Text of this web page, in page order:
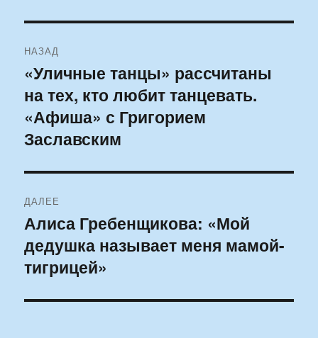
по
записям
НАЗАД
Предыдущая
запись:
«Уличные танцы» рассчитаны
на тех, кто любит танцевать.
«Афиша» с Григорием
Заславским
ДАЛЕЕ
Следующая
запись:
Алиса Гребенщикова: «Мой
дедушка называет меня мамой-
тигрицей»